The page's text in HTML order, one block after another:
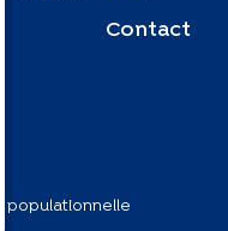
Contact
populationnelle